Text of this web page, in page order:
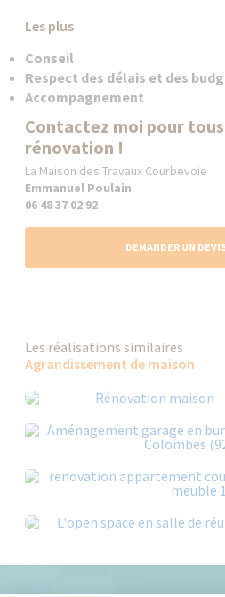
Les plus
Conseil
Respect des délais et des
Accompagnement
Contactez moi pour
rénovation !
La Maison des Travaux Courbevoie
Emmanuel Poulain
06 48 37 02 92
DEMANDER UN
Les réalisations similaires
Agrandissement de maison